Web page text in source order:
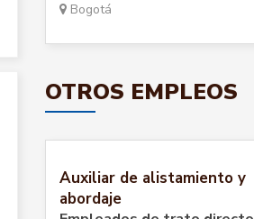
Bogotá
OTROS EMPLEOS
Auxiliar de alistamiento y
abordaje